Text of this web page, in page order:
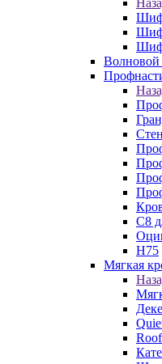
Волновой
С8
Н75
Мягкая
Деке